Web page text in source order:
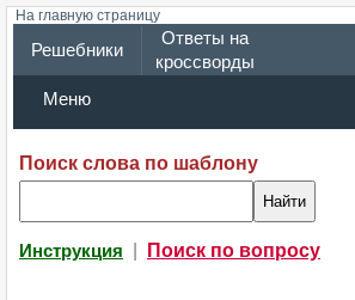
На главную страницу
Решебники
Ответы на
кроссворды
Меню
Поиск слова по шаблону
Инструкция Поиск по вопросу